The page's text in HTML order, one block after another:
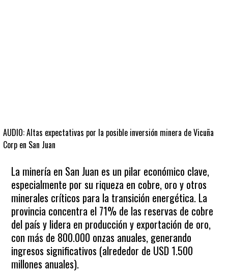
AUDIO: Altas expectativas por la posible inversión minera de Vicuña
Corp en San Juan
La minería en San Juan es un pilar económico clave,
especialmente por su riqueza en cobre, oro y otros
minerales críticos para la transición energética. La
provincia concentra el 71% de las reservas de cobre
del país y lidera en producción y exportación de oro,
con más de 800.000 onzas anuales, generando
ingresos significativos (alrededor de USD 1.500
millones anuales).